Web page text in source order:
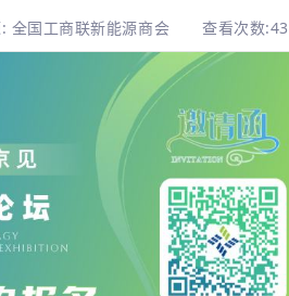
全国工商联新能源商会 查看次数